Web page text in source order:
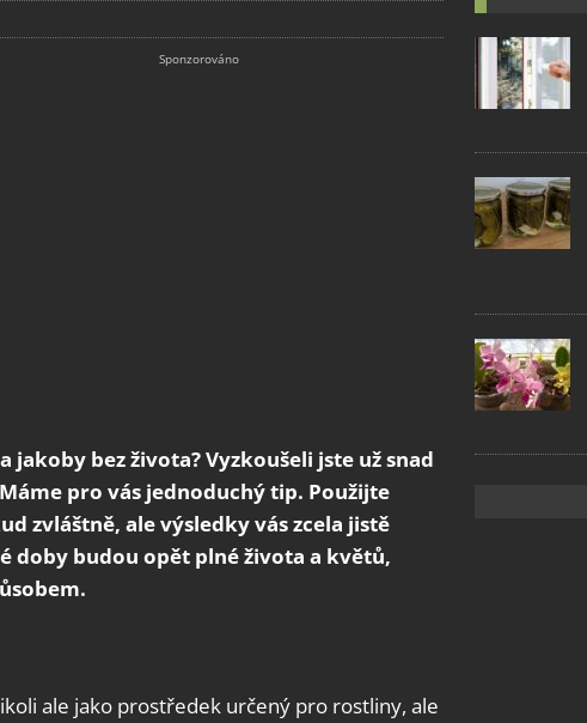
bez života? Vyzkoušeli jste už snad
pro vás jednoduchý tip. Použijte
zvláštně, ale výsledky vás zcela jistě
doby budou opět plné života a květů,
ale jako prostředek určený pro rostliny, ale